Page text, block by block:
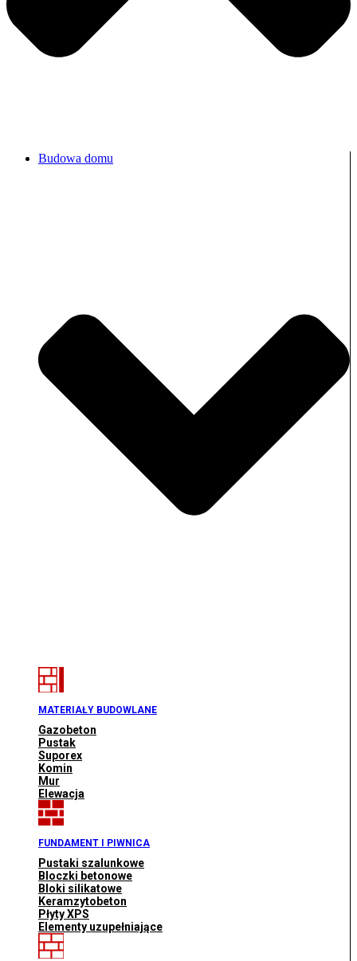
Budowa domu
MATERIAŁY BUDOWLANE
Gazobeton
Pustak
Suporex
Komin
Mur
Elewacja
FUNDAMENT I PIWNICA
Pustaki szalunkowe
Bloczki betonowe
Bloki silikatowe
Keramzytobeton
Płyty XPS
Elementy uzupełniające